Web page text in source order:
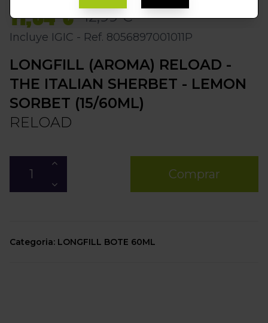
11,04 € 12,99 €
Incluye IGIC - Ref. 8056897001011P
LONGFILL (AROMA) RELOAD -
THE ITALIAN SHERBET - LEMON
SORBET (15/60ML)
RELOAD
Comprar
Categoria: LONGFILL BOTE 60ML